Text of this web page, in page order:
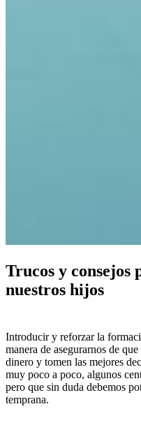
Trucos y consejos
nuestros hijos
Introducir y reforzar la
manera de asegurarnos de
dinero y tomen las mejores
muy poco a poco, algunos
pero que sin duda debemos
temprana.